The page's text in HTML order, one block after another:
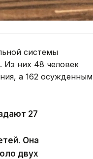
системы
Из них 48 человек
а 162 осужденным
27
Она
двух